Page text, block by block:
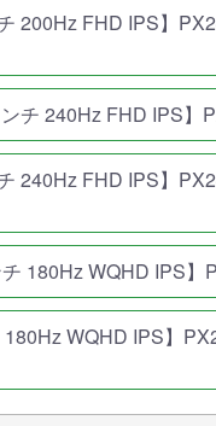
200Hz FHD IPS】
ンチ 240Hz FHD IPS】
240Hz FHD IPS】
チ 180Hz WQHD IPS】
180Hz WQHD IPS】